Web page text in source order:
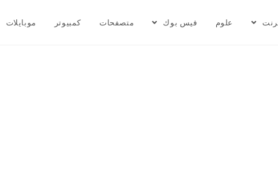
علوم فيس بوك متصفحات كمبيوتر موبايلات